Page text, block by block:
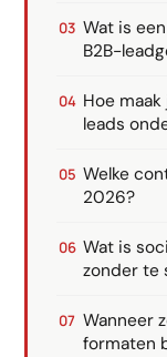
Wat is
B2B-
Hoe
leads
Welke
2026?
Wat is
zonder te
Wanneer
formaten